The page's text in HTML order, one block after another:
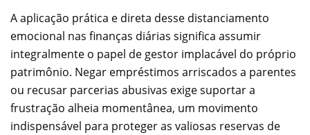
A aplicação prática e direta desse distanciamento
emocional nas finanças diárias significa assumir
integralmente o papel de gestor implacável do próprio
patrimônio. Negar empréstimos arriscados a parentes
ou recusar parcerias abusivas exige suportar a
frustração alheia momentânea, um movimento
indispensável para proteger as valiosas reservas de